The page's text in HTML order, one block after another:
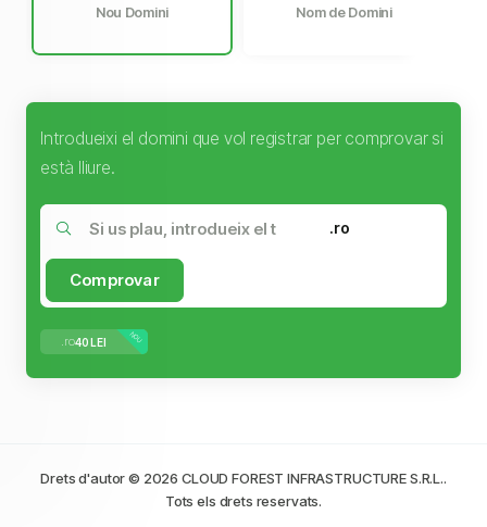
Nou Domini
Nom de Domini
Introdueixi el domini que vol registrar per comprovar si
està lliure.
.ro
Comprovar
NOU
.ro40 LEI
Drets d'autor © 2026 CLOUD FOREST INFRASTRUCTURE S.R.L..
Tots els drets reservats.